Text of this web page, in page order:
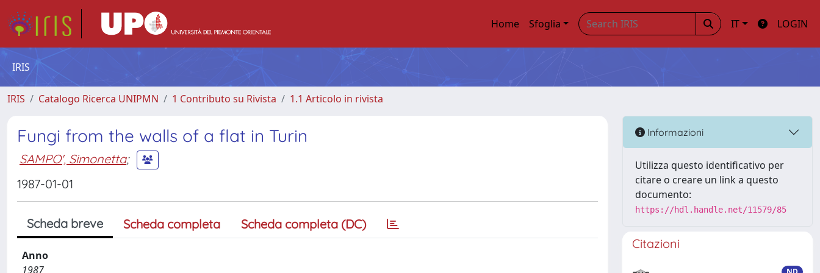
Home Sfoglia IT LOGIN
IRIS
IRIS Catalogo Ricerca UNIPMN 1 Contributo su Rivista 1.1 Articolo in rivista
Fungi from the walls of a flat in Turin
SAMPO', Simonetta;
1987-01-01
Scheda breve Scheda completa Scheda completa (DC)
Anno
1987
Informazioni
Utilizza questo identificativo per
citare o creare un link a questo
documento:
https://hdl.handle.net/11579/85
Citazioni